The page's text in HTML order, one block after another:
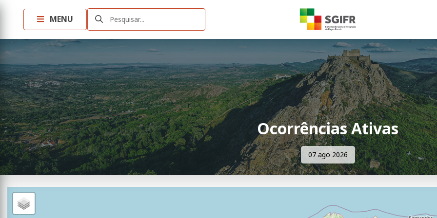
MENU Pesquisar...
Ocorrências Ativas
07 ago 2026